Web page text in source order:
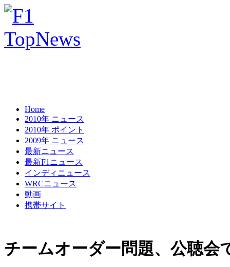
Home
2010年 ニュース
2010年 ポイント
2009年 ニュース
最新ニュース
最新F1ニュース
インディニュース
WRCニュース
動画
携帯サイト
チームオーダー問題、公聴会